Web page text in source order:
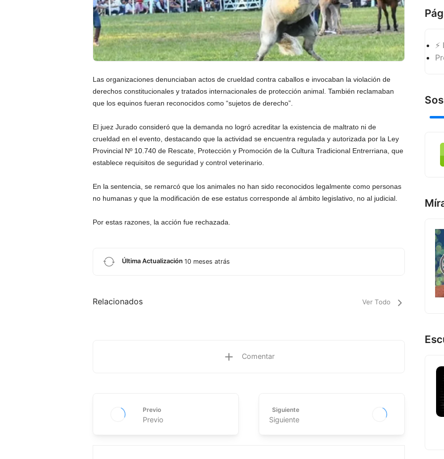
Las organizaciones denunciaban actos de crueldad contra caballos e invocaban la violación de
derechos constitucionales y tratados internacionales de protección animal. También reclamaban
que los equinos fueran reconocidos como “sujetos de derecho”.
El juez Jurado consideró que la demanda no logró acreditar la existencia de maltrato ni de
crueldad en el evento, destacando que la actividad se encuentra regulada y autorizada por la Ley
Provincial Nº 10.740 de Rescate, Protección y Promoción de la Cultura Tradicional Entrerriana, que
establece requisitos de seguridad y control veterinario.
En la sentencia, se remarcó que los animales no han sido reconocidos legalmente como personas
no humanas y que la modificación de ese estatus corresponde al ámbito legislativo, no al judicial.
Por estas razones, la acción fue rechazada.
Última Actualización 10 meses atrás
Relacionados Ver Todo
Comentar
Previo
Previo
Siguiente
Siguiente